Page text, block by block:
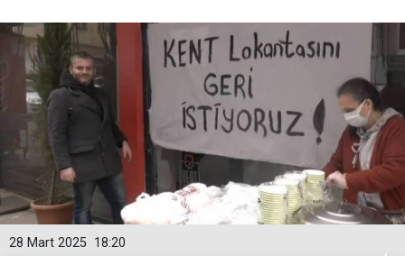
18:20
28 Mart 2025